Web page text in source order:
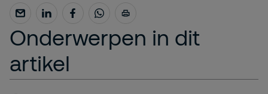
Onderwerpen in dit
artikel